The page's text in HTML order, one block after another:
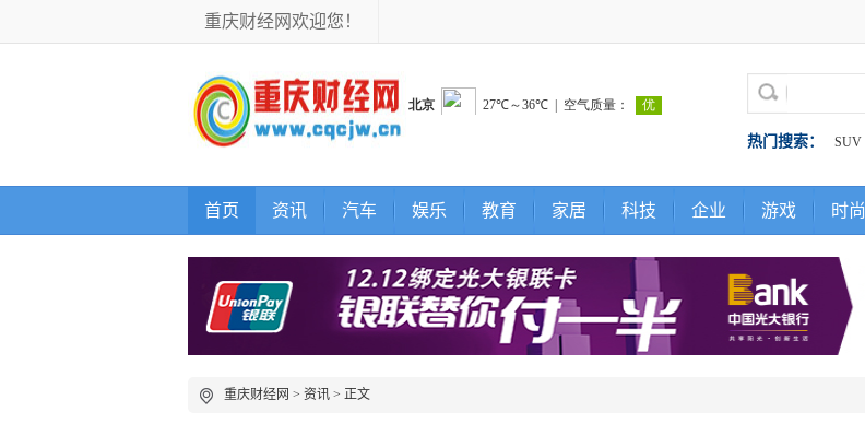
重庆财经网欢迎您！
热门搜索： SUV
首页 资讯 汽车 娱乐 教育 家居 科技 企业 游戏 时尚
重庆财经网 > 资讯 > 正文